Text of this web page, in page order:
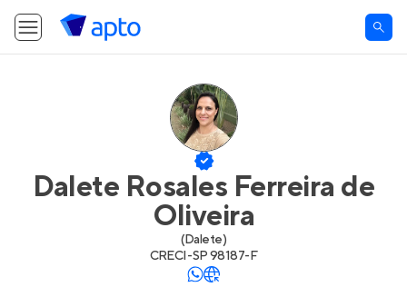
Dalete Rosales Ferreira de
Oliveira
(Dalete)
CRECI-SP 98187-F